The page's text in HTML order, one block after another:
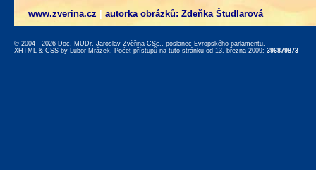
www.zverina.cz autorka obrázků: Zdeňka Študlarová
© 2004 - 2026 Doc. MUDr. Jaroslav Zvěřina CSc., poslanec Evropského parlamentu,
XHTML & CSS by Lubor Mrázek. Počet přístupů na tuto stránku od 13. března 2009: 396879873